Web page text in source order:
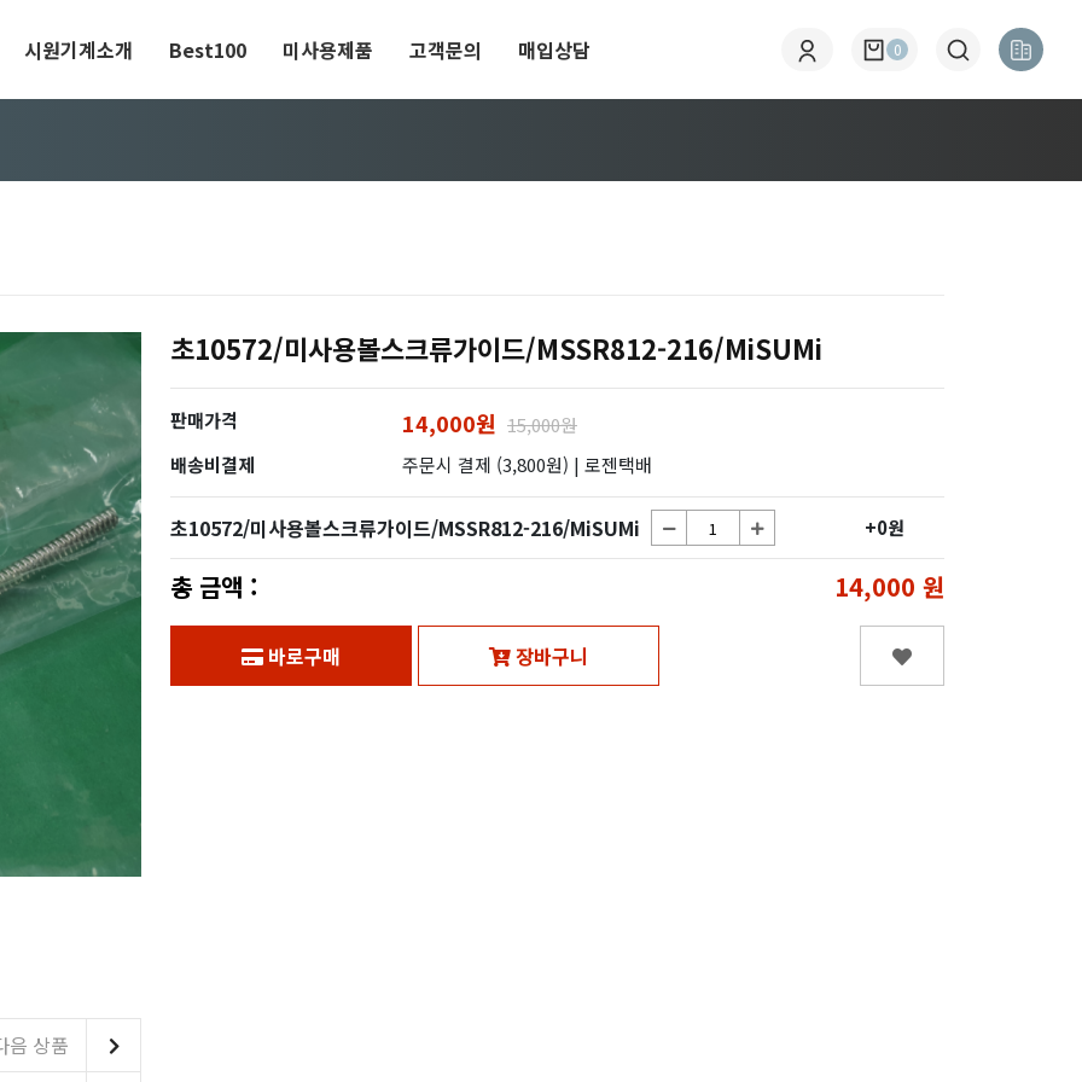
시원기계소개 Best100 미사용제품 고객문의 매입상담 0
음 상품
초10572/미사용볼스크류가이드/MSSR812-216/MiSUMi
판매가격 14,000원 15,000원
배송비결제
주문시 결제 (3,800원) | 로젠택배
초10572/미사용볼스크류가이드/MSSR812-216/MiSUMi +0원
총 금액 : 14,000 원
바로구매 장바구니